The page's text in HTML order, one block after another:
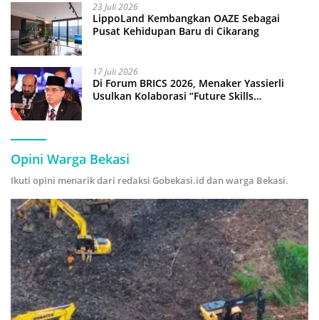
23 Juli 2026
LippoLand Kembangkan OAZE Sebagai
Pusat Kehidupan Baru di Cikarang
17 Juli 2026
Di Forum BRICS 2026, Menaker Yassierli
Usulkan Kolaborasi “Future Skills
Opini Warga Bekasi
Ikuti opini menarik dari redaksi Gobekasi.id dan warga Bekasi.